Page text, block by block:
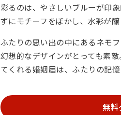
彩るのは、やさしいブルーが印
ずにモチーフをぼかし、水彩が
ふたりの思い出の中にあるネモ
幻想的なデザインがとっても素
てくれる婚姻届は、ふたりの記
無料